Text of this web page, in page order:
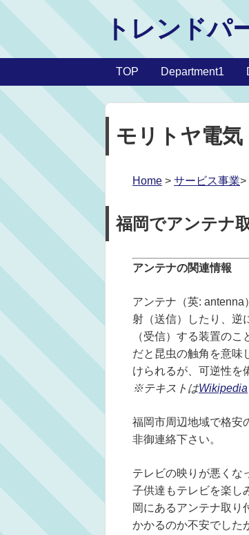
トレンドパ
TOP Department1
モリトヤ電気
Home > サービス事業>
福岡でアンテナ
アンテナの関連情報
アンテナ（英:
射（送信）したり、逆
（受信）する装置の
だと昆虫の触角を意
けられるが、可逆性を
※テキストはWikipedia
福岡市周辺地域で格安
非御連絡下さい。
テレビの映りが悪くな
子供達もテレビを楽し
岡にあるアンテナ取り
かかるのか不安でした